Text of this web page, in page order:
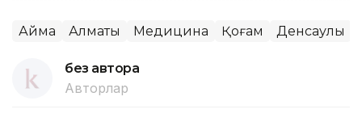
Аймақ Алматы Медицина Қоғам Денсаулық
без автора
Авторлар